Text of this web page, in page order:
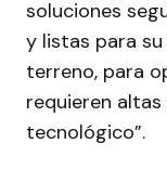
soluciones
y listas para
terreno, para
requieren
tecnológico”.